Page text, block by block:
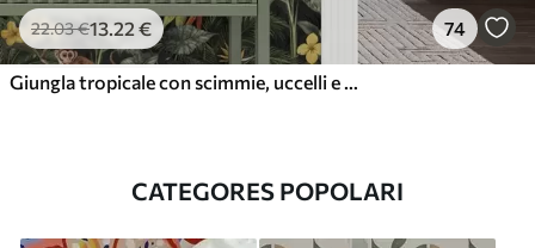
22.03€13.22 € 74
Giungla tropicale con scimmie, uccelli e fitto fogliame
CATEGORES POPOLARI